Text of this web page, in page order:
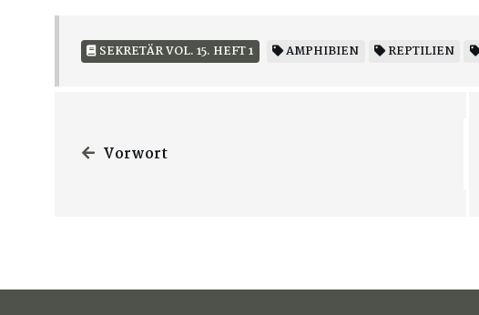
SEKRETÄR VOL. 15. HEFT 1 AMPHIBIEN REPTILIEN
Vorwort